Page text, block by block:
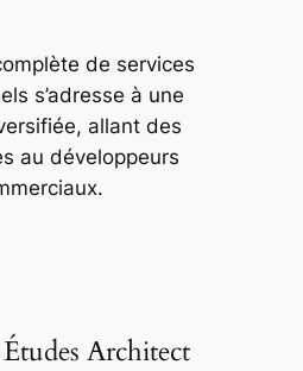
de services
s’adresse à une
allant des
au développeurs
Architect